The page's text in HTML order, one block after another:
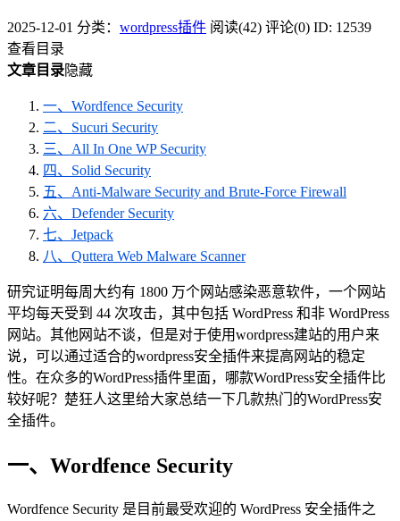
2025-12-01 分类： wordpress插件 阅读(42) 评论(0) ID: 12539
查看目录
文章目录隐藏
一、Wordfence Security
二、Sucuri Security
三、All In One WP Security
四、Solid Security
五、Anti-Malware Security and Brute-Force Firewall
六、Defender Security
七、Jetpack
八、Quttera Web Malware Scanner
研究证明每周大约有 1800 万个网站感染恶意软件，一个网站
平均每天受到 44 次攻击，其中包括 WordPress 和非 WordPress
网站。其他网站不谈，但是对于使用wordpress建站的用户来
说，可以通过适合的wordpress安全插件来提高网站的稳定
性。在众多的WordPress插件里面，哪款WordPress安全插件比
较好呢？楚狂人这里给大家总结一下几款热门的WordPress安
全插件。
一、Wordfence Security
Wordfence Security 是目前最受欢迎的 WordPress 安全插件之